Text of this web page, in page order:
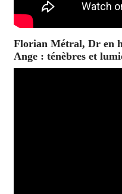
Florian Métral, Dr en
Ange : ténèbres et